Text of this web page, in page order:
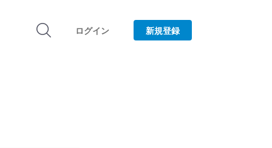
ログイン 新規登録